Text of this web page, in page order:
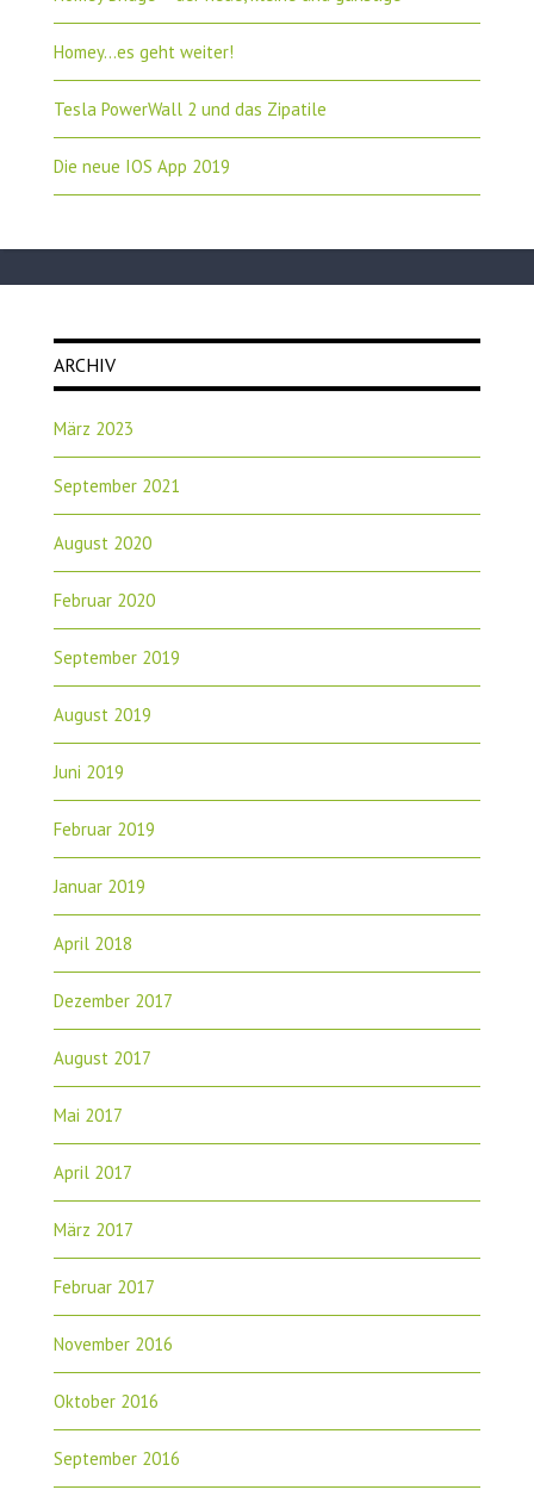
Homey…es geht weiter!
Tesla PowerWall 2 und das Zipatile
Die neue IOS App 2019
ARCHIV
März 2023
September 2021
August 2020
Februar 2020
September 2019
August 2019
Juni 2019
Februar 2019
Januar 2019
April 2018
Dezember 2017
August 2017
Mai 2017
April 2017
März 2017
Februar 2017
November 2016
Oktober 2016
September 2016